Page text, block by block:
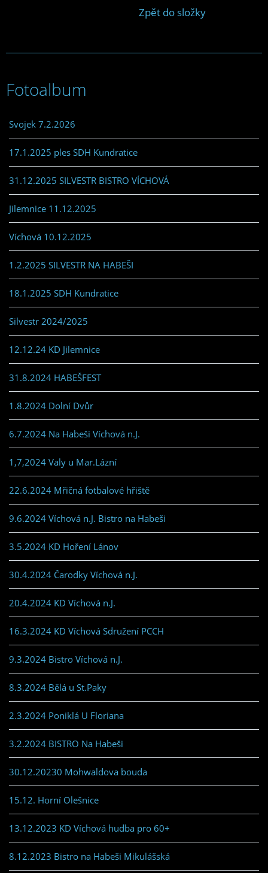
Zpět do složky
Fotoalbum
Svojek 7.2.2026
17.1.2025 ples SDH Kundratice
31.12.2025 SILVESTR BISTRO VÍCHOVÁ
Jilemnice 11.12.2025
Víchová 10.12.2025
1.2.2025 SILVESTR NA HABEŠI
18.1.2025 SDH Kundratice
Silvestr 2024/2025
12.12.24 KD Jilemnice
31.8.2024 HABEŠFEST
1.8.2024 Dolní Dvůr
6.7.2024 Na Habeši Víchová n.J.
1,7,2024 Valy u Mar.Lázní
22.6.2024 Mřičná fotbalové hřiště
9.6.2024 Víchová n.J. Bistro na Habeši
3.5.2024 KD Hoření Lánov
30.4.2024 Čarodky Víchová n.J.
20.4.2024 KD Víchová n.J.
16.3.2024 KD Víchová Sdružení PCCH
9.3.2024 Bistro Víchová n.J.
8.3.2024 Bělá u St.Paky
2.3.2024 Poniklá U Floriana
3.2.2024 BISTRO Na Habeši
30.12.20230 Mohwaldova bouda
15.12. Horní Olešnice
13.12.2023 KD Víchová hudba pro 60+
8.12.2023 Bistro na Habeši Mikulášská